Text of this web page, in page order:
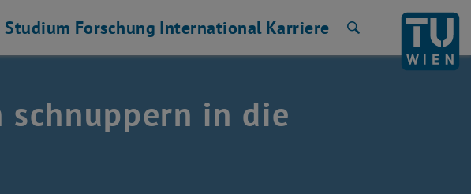
Studium Forschung International Karriere
in die